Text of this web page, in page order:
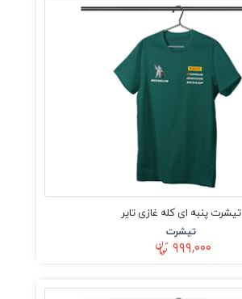
تیشرت پنبه ای کله غازی تایر
تیشرت
۹۹۹,۰۰۰